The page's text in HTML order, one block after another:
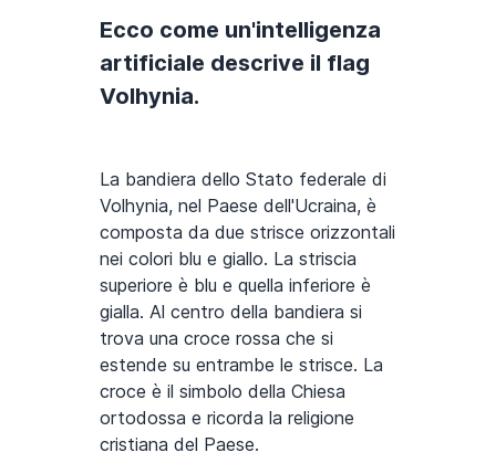
Ecco come un'intelligenza
artificiale descrive il flag
Volhynia.
La bandiera dello Stato federale di
Volhynia, nel Paese dell'Ucraina, è
composta da due strisce orizzontali
nei colori blu e giallo. La striscia
superiore è blu e quella inferiore è
gialla. Al centro della bandiera si
trova una croce rossa che si
estende su entrambe le strisce. La
croce è il simbolo della Chiesa
ortodossa e ricorda la religione
cristiana del Paese.